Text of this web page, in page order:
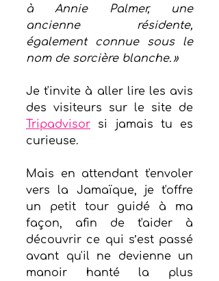
à Annie Palmer, une
ancienne résidente,
également connue sous le
nom de sorcière blanche. »
Je t'invite à aller lire les avis
Tripadvisor si jamais tu es
curieuse.
Mais en attendant t'envoler
vers la Jamaïque, je t'offre
un petit tour guidé à ma
façon, afin de t'aider à
découvrir ce qui s’est passé
avant qu'il ne devienne un
manoir hanté la plus